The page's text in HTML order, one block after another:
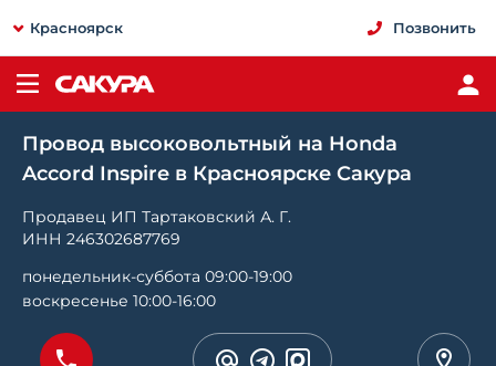
Красноярск Позвонить
Провод высоковольтный на Honda
Accord Inspire в Красноярске Сакура
Продавец ИП Тартаковский А. Г.
ИНН 246302687769
понедельник-суббота 09:00-19:00
воскресенье 10:00-16:00